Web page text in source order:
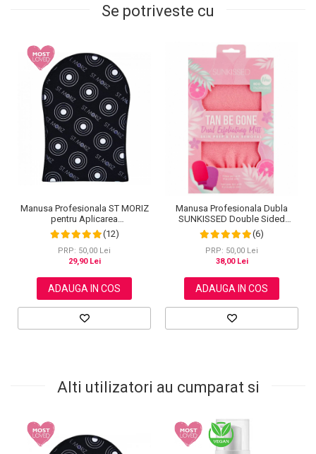
Se potriveste cu
Manusa Profesionala ST MORIZ
pentru Aplicarea
Autobronzantului
(12)
PRP: 50,00 Lei
29,90 Lei
ADAUGA IN COS
Manusa Profesionala Dubla
SUNKISSED Double Sided
pentru Exfolierea Pielii
(6)
PRP: 50,00 Lei
38,00 Lei
ADAUGA IN COS
Alti utilizatori au cumparat si